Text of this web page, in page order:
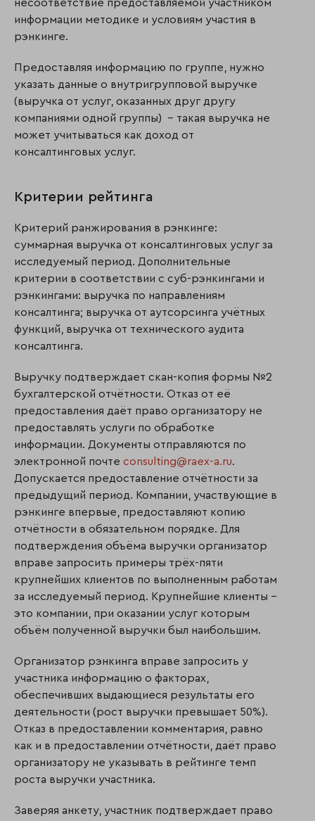
несоответствие предоставляемой участником
информации методике и условиям участия в
рэнкинге.
Предоставляя информацию по группе, нужно
указать данные о внутригрупповой выручке
(выручка от услуг, оказанных друг другу
компаниями одной группы) – такая выручка не
может учитываться как доход от
консалтинговых услуг.
Критерии рейтинга
Критерий ранжирования в рэнкинге:
суммарная выручка от консалтинговых услуг за
исследуемый период. Дополнительные
критерии в соответствии с суб-рэнкингами и
рэнкингами: выручка по направлениям
консалтинга; выручка от аутсорсинга учётных
функций, выручка от технического аудита
консалтинга.
Выручку подтверждает скан-копия формы №2
бухгалтерской отчётности. Отказ от её
предоставления даёт право организатору не
предоставлять услуги по обработке
информации. Документы отправляются по
электронной почте consulting@raex-a.ru.
Допускается предоставление отчётности за
предыдущий период. Компании, участвующие в
рэнкинге впервые, предоставляют копию
отчётности в обязательном порядке. Для
подтверждения объёма выручки организатор
вправе запросить примеры трёх-пяти
крупнейших клиентов по выполненным работам
за исследуемый период. Крупнейшие клиенты –
это компании, при оказании услуг которым
объём полученной выручки был наибольшим.
Организатор рэнкинга вправе запросить у
участника информацию о факторах,
обеспечивших выдающиеся результаты его
деятельности (рост выручки превышает 50%).
Отказ в предоставлении комментария, равно
как и в предоставлении отчётности, даёт право
организатору не указывать в рейтинге темп
роста выручки участника.
Заверяя анкету, участник подтверждает право